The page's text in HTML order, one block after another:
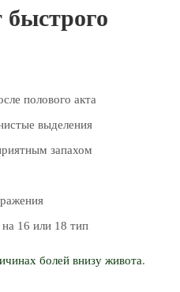
быстрого
полового акта
выделения
запахом
16 или 18 тип
болей внизу живота.